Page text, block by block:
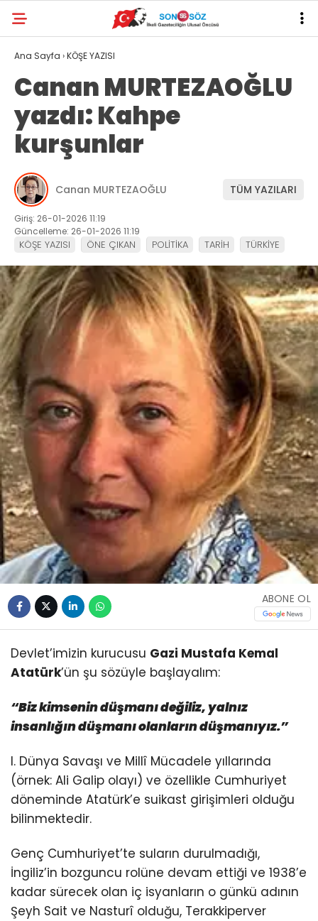
Ana Sayfa ›KÖŞE YAZISI
Canan MURTEZAOĞLU
yazdı: Kahpe
kurşunlar
Canan MURTEZAOĞLU TÜM YAZILARI
Giriş: 26-01-2026 11:19
Güncelleme: 26-01-2026 11:19
KÖŞE YAZISI ÖNE ÇIKAN POLİTİKA TARİH TÜRKİYE
ABONE OL
Devlet’imizin kurucusu Gazi Mustafa Kemal
Atatürk’ün şu sözüyle başlayalım:
“Biz kimsenin düşmanı değiliz, yalnız
insanlığın düşmanı olanların düşmanıyız.”
I. Dünya Savaşı ve Millî Mücadele yıllarında
(örnek: Ali Galip olayı) ve özellikle Cumhuriyet
döneminde Atatürk’e suikast girişimleri olduğu
bilinmektedir.
Genç Cumhuriyet’te suların durulmadığı,
İngiliz’in bozguncu rolüne devam ettiği ve 1938’e
kadar sürecek olan iç isyanların o günkü adının
Şeyh Sait ve Nasturî olduğu, Terakkiperver